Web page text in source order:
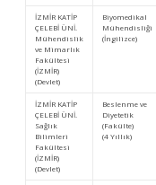
İZMİR KATİP
ÇELEBİ ÜNİ.
Mühendislik
ve Mimarlık
Fakültesi
(İZMİR)
(Devlet)
Biyomedikal
Mühendisliği
(İngilizce)
İZMİR KATİP
ÇELEBİ ÜNİ.
Sağlık
Bilimleri
Fakültesi
(İZMİR)
(Devlet)
Beslenme ve
Diyetetik
(Fakülte)
(4 Yıllık)